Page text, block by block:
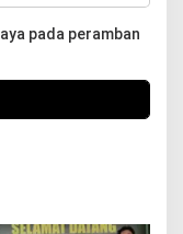
pada peramban